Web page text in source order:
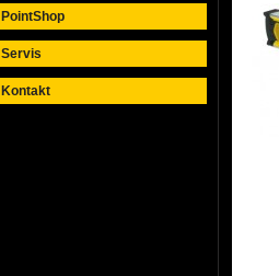
PointShop
Servis
Kontakt